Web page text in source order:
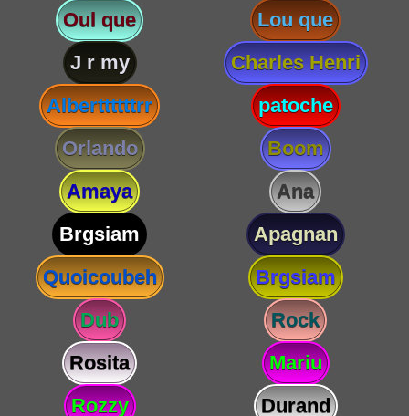
Oul que
Lou que
J r my
Charles Henri
Alberttttttrr
patoche
Orlando
Boom
Amaya
Ana
Brgsiam
Apagnan
Quoicoubeh
Brgsiam
Dub
Rock
Rosita
Mariu
Rozzy
Durand